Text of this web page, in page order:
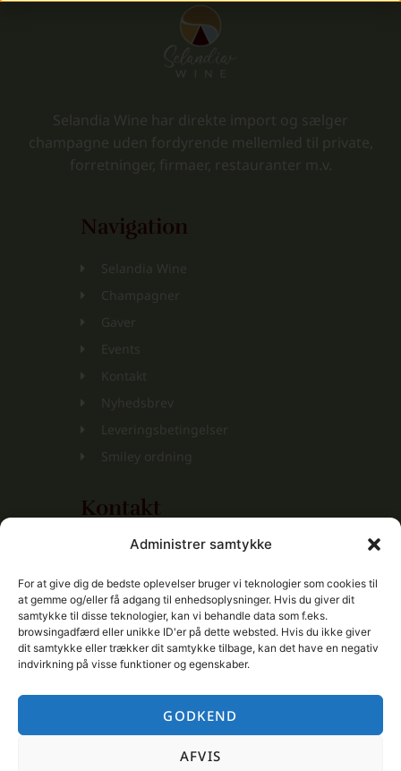
Administrer samtykke
For at give dig de bedste oplevelser bruger vi teknologier som cookies til
at gemme og/eller få adgang til enhedsoplysninger. Hvis du giver dit
samtykke til disse teknologier, kan vi behandle data som f.eks.
browsingadfærd eller unikke ID'er på dette websted. Hvis du ikke giver
dit samtykke eller trækker dit samtykke tilbage, kan det have en negativ
indvirkning på visse funktioner og egenskaber.
GODKEND
AFVIS
Selandia Wine har direkte import og sælger
champagne uden fordyrende mellemled til private,
forretninger, firmaer, restauranter m.v.
Navigation
Selandia Wine
Champagner
Gaver
Events
Kontakt
Nyhedsbrev
Leveringsbetingelser
Smiley ordning
Kontakt
Selandia Wine ApS
Mathilde Parken 23, 4. th.
3400 Hillerød
CVR-nr.: 41880677
+45 4118 0999
Privatlivspolitik